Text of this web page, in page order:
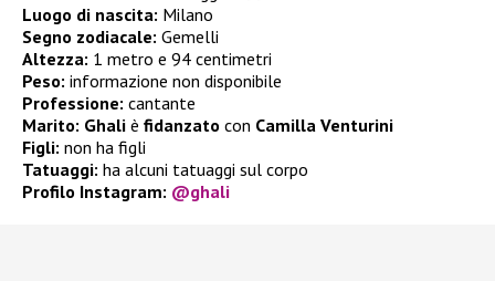
Luogo di nascita: Milano
Segno zodiacale: Gemelli
Altezza: 1 metro e 94 centimetri
Peso: informazione non disponibile
Professione: cantante
Marito: Ghali è fidanzato con Camilla Venturini
Figli: non ha figli
Tatuaggi: ha alcuni tatuaggi sul corpo
Profilo Instagram: @ghali